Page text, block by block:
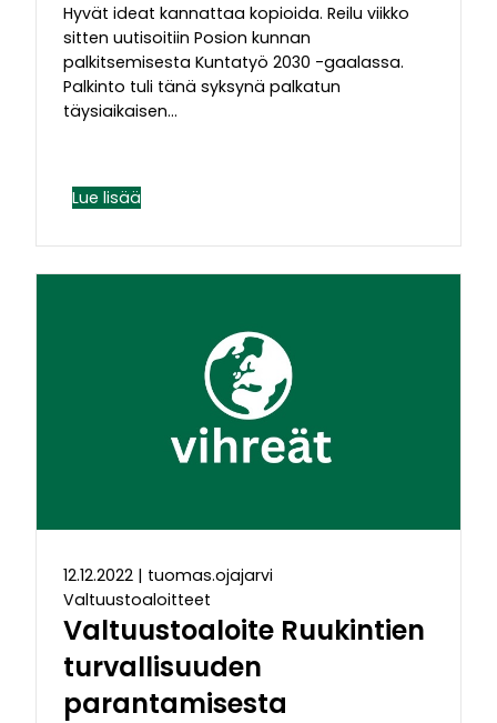
Hyvät ideat kannattaa kopioida. Reilu viikko
sitten uutisoitiin Posion kunnan
palkitsemisesta Kuntatyö 2030 -gaalassa.
Palkinto tuli tänä syksynä palkatun
täysiaikaisen…
Lue lisää
12.12.2022 | tuomas.ojajarvi
Valtuustoaloitteet
Valtuustoaloite Ruukintien
turvallisuuden
parantamisesta